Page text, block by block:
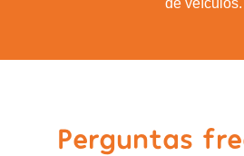
de veículos.
Perguntas